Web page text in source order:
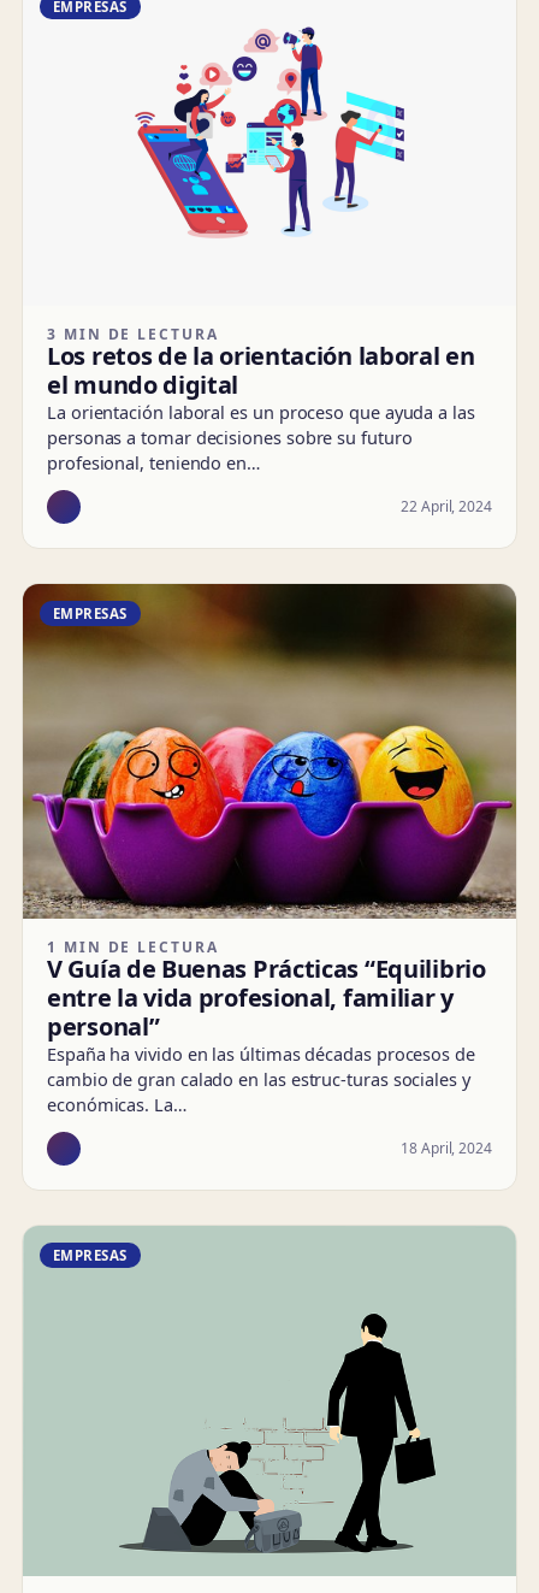
EMPRESAS
3 MIN DE LECTURA
Los retos de la orientación laboral en
el mundo digital
La orientación laboral es un proceso que ayuda a las
personas a tomar decisiones sobre su futuro
profesional, teniendo en…
22 April, 2024
EMPRESAS
1 MIN DE LECTURA
V Guía de Buenas Prácticas “Equilibrio
entre la vida profesional, familiar y
personal”
España ha vivido en las últimas décadas procesos de
cambio de gran calado en las estruc-turas sociales y
económicas. La…
18 April, 2024
EMPRESAS